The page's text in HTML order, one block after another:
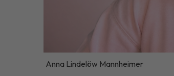
Anna Lindelöw Mannheimer